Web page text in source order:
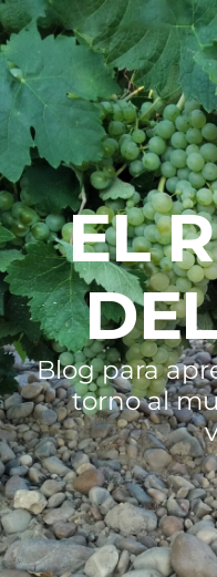
EL
Blog para
torno al